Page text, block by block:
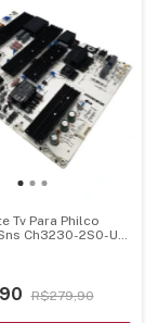
Tv Para Philco
Ch3230-2S0-Uf
R$279,90